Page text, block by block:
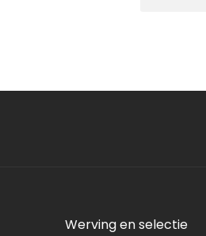
Werving en selectie